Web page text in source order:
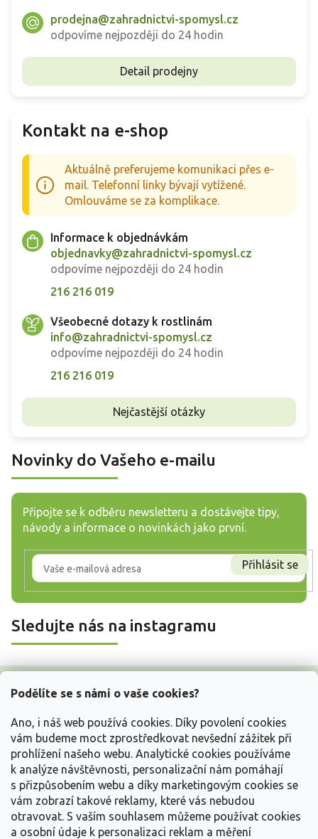
Podělíte se s námi o vaše cookies?
Ano, i náš web používá cookies. Díky povolení cookies
vám budeme moct zprostředkovat nevšední zážitek při
prohlížení našeho webu. Analytické cookies používáme
k analýze návštěvnosti, personalizační nám pomáhají
s přizpůsobením webu a díky marketingovým cookies se
vám zobrazí takové reklamy, které vás nebudou
otravovat. S vaším souhlasem můžeme používat cookies
a osobní údaje k personalizaci reklam a měření
prodejna@zahradnictvi-spomysl.cz
odpovíme nejpozději do 24 hodin
Detail prodejny
Kontakt na e-shop
Aktuálně preferujeme komunikaci přes e-
mail. Telefonní linky bývají vytížené.
Omlouváme se za komplikace.
Informace k objednávkám
objednavky@zahradnictvi-spomysl.cz
odpovíme nejpozději do 24 hodin
216 216 019
Všeobecné dotazy k rostlinám
info@zahradnictvi-spomysl.cz
odpovíme nejpozději do 24 hodin
216 216 019
Nejčastější otázky
Novinky do Vašeho e-mailu
Připojte se k odběru newsletteru a dostávejte tipy,
návody a informace o novinkách jako první.
Přihlásit se
Sledujte nás na instagramu
Z
Vše o nákupu
Informace pro Vás